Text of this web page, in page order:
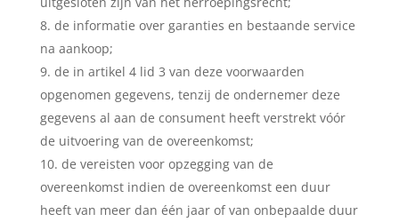
de informatie over garanties en bestaande service
na aankoop;
de in artikel 4 lid 3 van deze voorwaarden
opgenomen gegevens, tenzij de ondernemer deze
gegevens al aan de consument heeft verstrekt vóór
de uitvoering van de overeenkomst;
de vereisten voor opzegging van de
overeenkomst indien de overeenkomst een duur
heeft van meer dan één jaar of van onbepaalde duur